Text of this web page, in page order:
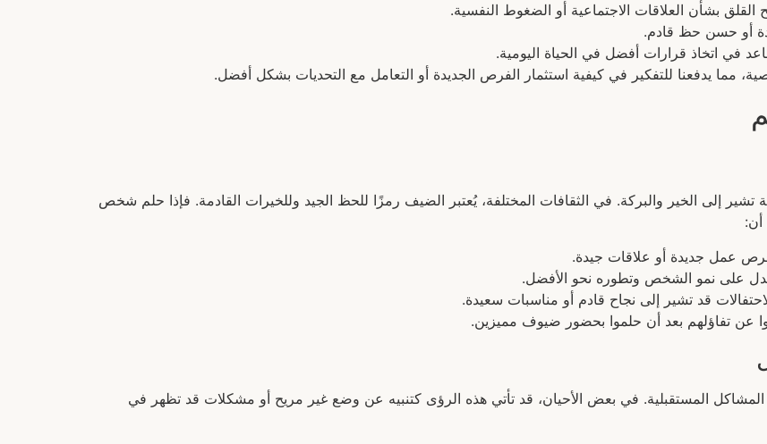
بشأن العلاقات الاجتماعية أو الضغوط النفسية.
أو حسن حظ قادم.
في اتخاذ قرارات أفضل في الحياة اليومية.
مما يدفعنا للتفكير في كيفية استثمار الفرص الجديدة أو التعامل مع التحديات بشكل أفضل.
تشير إلى الخير والبركة. في الثقافات المختلفة، يُعتبر الضيف رمزًا للحظ الجيد وللخيرات القادمة. فإذا حلم شخص
عمل جديدة أو علاقات جيدة.
على نمو الشخص وتطوره نحو الأفضل.
قد تشير إلى نجاح قادم أو مناسبات سعيدة.
عن تفاؤلهم بعد أن حلموا بحضور ضيوف مميزين.
المستقبلية. في بعض الأحيان، قد تأتي هذه الرؤى كتنبيه عن وضع غير مريح أو مشكلات قد تظهر في